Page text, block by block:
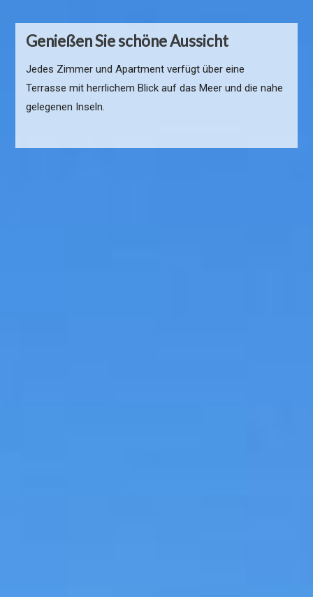
Orebić - Perle der Halbinsel Peljesac
Orebić bietet seinen Gästen die Möglichkeit, die
unberührte Natur zu genießen, die von jahrhundertealten
Pinien, Zypressen, Olivenbäumen, Mandeln und Agaven
Genießen Sie schöne Aussicht
Jedes Zimmer und Apartment verfügt über eine
Terrasse mit herrlichem Blick auf das Meer und die nahe
gelegenen Inseln.